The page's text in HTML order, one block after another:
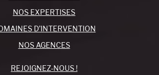
NOS EXPERTISES
D’INTERVENTION
NOS AGENCES
REJOIGNEZ-NOUS !